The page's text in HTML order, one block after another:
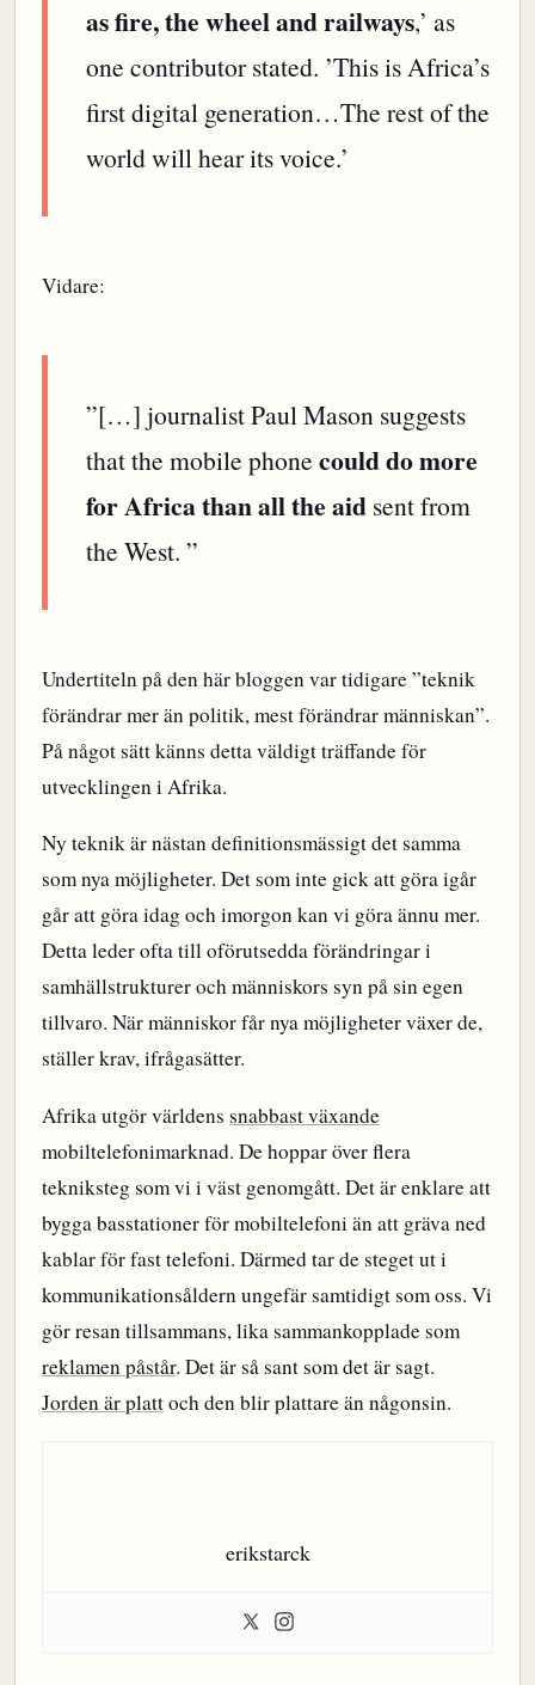
as fire, the wheel and railways,’ as
one contributor stated. ’This is Africa’s
first digital generation…The rest of the
world will hear its voice.’
Vidare:
”[…] journalist Paul Mason suggests
that the mobile phonecould do more
for Africa than all the aid sent from
the West. ”
Undertiteln på den här bloggen var tidigare ”teknik
förändrar mer än politik, mest förändrar människan”.
På något sätt känns detta väldigt träffande för
utvecklingen i Afrika.
Ny teknik är nästan definitionsmässigt det samma
som nya möjligheter. Det som inte gick att göra igår
går att göra idag och imorgon kan vi göra ännu mer.
Detta leder ofta till oförutsedda förändringar i
samhällstrukturer och människors syn på sin egen
tillvaro. När människor får nya möjligheter växer de,
ställer krav, ifrågasätter.
Afrika utgör världens snabbast växande
mobiltelefonimarknad. De hoppar över flera
tekniksteg som vi i väst genomgått. Det är enklare att
bygga basstationer för mobiltelefoni än att gräva ned
kablar för fast telefoni. Därmed tar de steget ut i
kommunikationsåldern ungefär samtidigt som oss. Vi
gör resan tillsammans, lika sammankopplade som
reklamen påstår. Det är så sant som det är sagt.
Jorden är plattoch den blir plattare än någonsin.
erikstarck